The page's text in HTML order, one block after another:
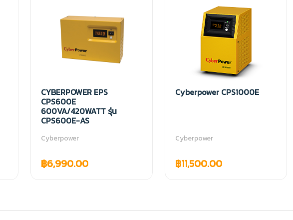
CYBERPOWER EPS
CPS600E
600VA/420WATT รุ่น
CPS600E-AS
Cyberpower
฿6,990.00
Cyberpower CPS1000E
Cyberpower
฿11,500.00